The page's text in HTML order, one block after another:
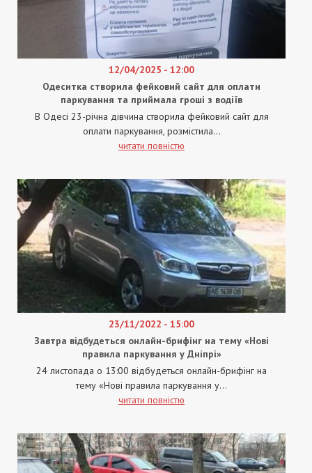
12/04/2025 - 12:00
Одеситка створила фейковий сайт для оплати
паркування та приймала гроші з водіїв
В Одесі 23-річна дівчина створила фейковий сайт для
оплати паркування, розмістила...
читати повністю
23/11/2022 - 15:00
Завтра відбудеться онлайн-брифінг на тему «Нові
правила паркування у Дніпрі»
24 листопада о 13:00 відбудеться онлайн-брифінг на
тему «Нові правила паркування у...
читати повністю